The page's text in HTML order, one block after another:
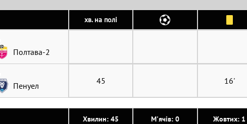
хв. на полі
Хвилин: 45 М'ячів: 0 Жовтих: 1
Полтава-2
Пенуел 45 16'